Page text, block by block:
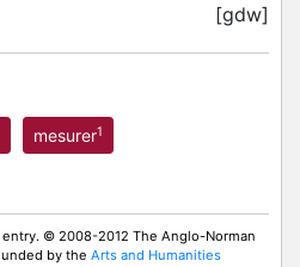
[gdw]
mesurer1
entry. © 2008-2012 The Anglo-Norman
by the Arts and Humanities